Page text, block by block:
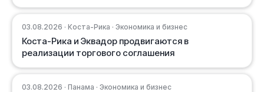
03.08.2026 · Коста-Рика · Экономика и бизнес
Коста-Рика и Эквадор продвигаются в
реализации торгового соглашения
03.08.2026 · Панама · Экономика и бизнес